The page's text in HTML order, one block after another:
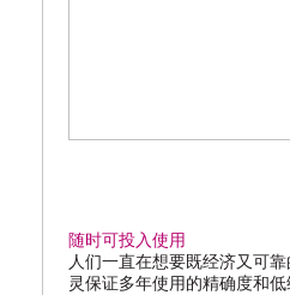
随时可投入使用
人们一直在想要既经济又可
灵保证多年使用的精确度和